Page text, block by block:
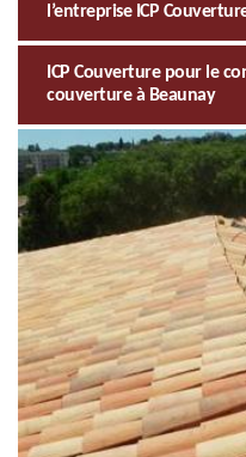
l’entreprise ICP
ICP Couverture pour le
couverture à Beaunay